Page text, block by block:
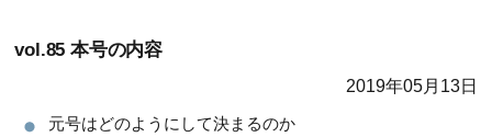
vol.85 本号の内容
2019年05月13日
元号はどのようにして決まるのか